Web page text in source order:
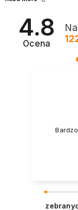
2026? Znajdź
4.8
Ocena